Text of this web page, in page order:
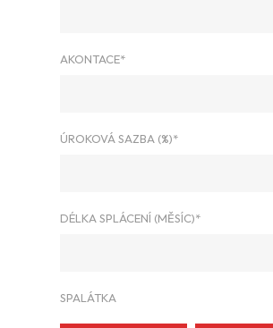
AKONTACE*
ÚROKOVÁ SAZBA (%)*
DÉLKA SPLÁCENÍ (MĚSÍC)*
SPALÁTKA